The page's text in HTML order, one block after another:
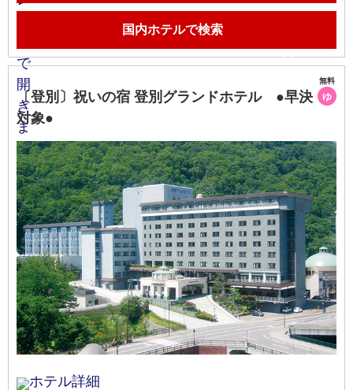
国内ホテルで検索
〔登別〕祝いの宿 登別グランドホテル ●早決
対象●
無料
ゆ
ホテル詳細